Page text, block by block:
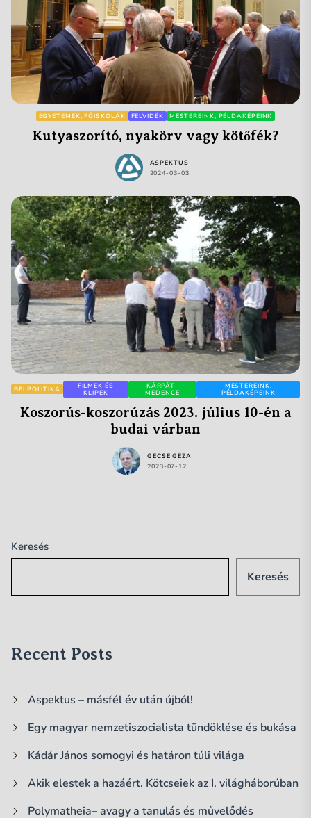
EGYETEMEK, FŐISKOLÁK FELVIDÉK MESTEREINK, PÉLDAKÉPEINK
Kutyaszorító, nyakörv vagy kötőfék?
ASPEKTUS
2024-03-03
BELPOLITIKA
FILMEK ÉS
KLIPEK
KÁRPÁT-
MEDENCE
MESTEREINK,
PÉLDAKÉPEINK
Koszorús-koszorúzás 2023. július 10-én a
budai várban
GECSE GÉZA
2023-07-12
Keresés
Keresés
Recent Posts
Aspektus – másfél év után újból!
Egy magyar nemzetiszocialista tündöklése és bukása
Kádár János somogyi és határon túli világa
Akik elestek a hazáért. Kötcseiek az I. világháborúban
Polymatheia– avagy a tanulás és művelődés